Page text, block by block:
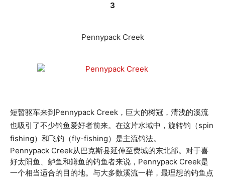
3
Pennypack Creek
短暂驱车来到Pennypack Creek，巨大的树冠，清浅的溪流
也吸引了不少钓鱼爱好者前来。在这片水域中，旋转钓（spin
fishing）和飞钓（fly-fishing）是主流钓法。
Pennypack Creek从巴克斯县延伸至费城的东北部。对于喜
好太阳鱼、鲈鱼和鳟鱼的钓鱼者来说，Pennypack Creek是
一个相当适合的目的地。与大多数溪流一样，最理想的钓鱼点